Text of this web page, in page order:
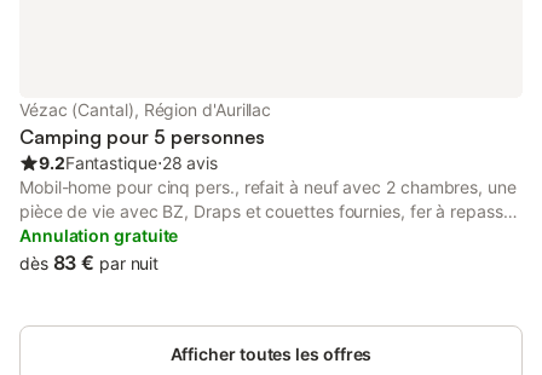
Vézac (Cantal), Région d'Aurillac
Camping pour 5 personnes
9.2Fantastique⋅28 avis
Mobil-home pour cinq pers., refait à neuf avec 2 chambres, une
pièce de vie avec BZ, Draps et couettes fournies, fer à repasser,
équipements: vaisselle et couverts, ustensiles de cuisine,
réfrigérateur-congélateur, plaques de cuisson à gaz, micro-
du Lioran. Activités: golf (18 trous) à 1km, VTT, pêche,
randonnées, piscine à 6km, théâtre de rue à Aurillac (semaine
Annulation gratuite
dès 83 € par nuit
Afficher toutes les offres